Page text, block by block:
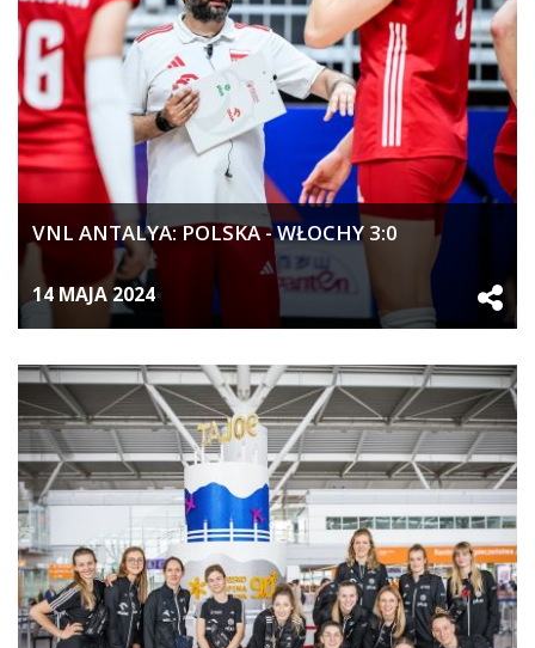
VNL ANTALYA: POLSKA - WŁOCHY 3:0
14 MAJA 2024